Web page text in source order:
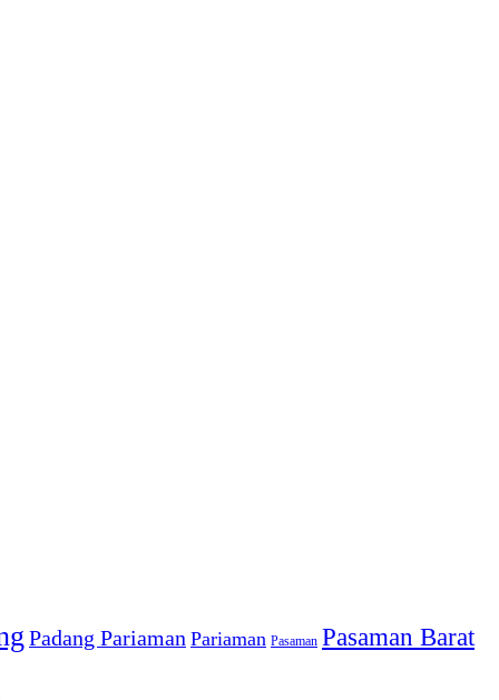
Padang Pariaman Pariaman Pasaman Pasaman Barat